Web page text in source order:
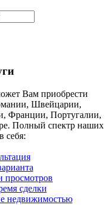
Вам приобрести
Швейцарии,
Франции, Португалии,
Полный спектр наших
себя:
просмотров
сделки
недвижимостью